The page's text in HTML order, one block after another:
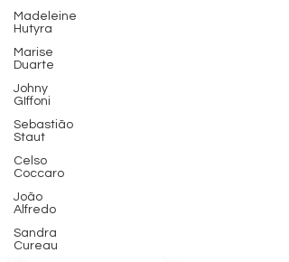
Madeleine
Hutyra
Marise
Duarte
Johny
GIffoni
Sebastião
Staut
Celso
Coccaro
João
Alfredo
Sandra
Cureau